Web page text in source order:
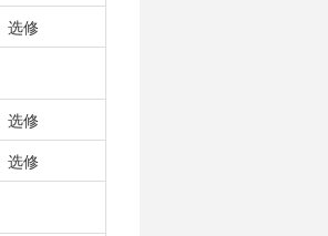
选修
选修
选修